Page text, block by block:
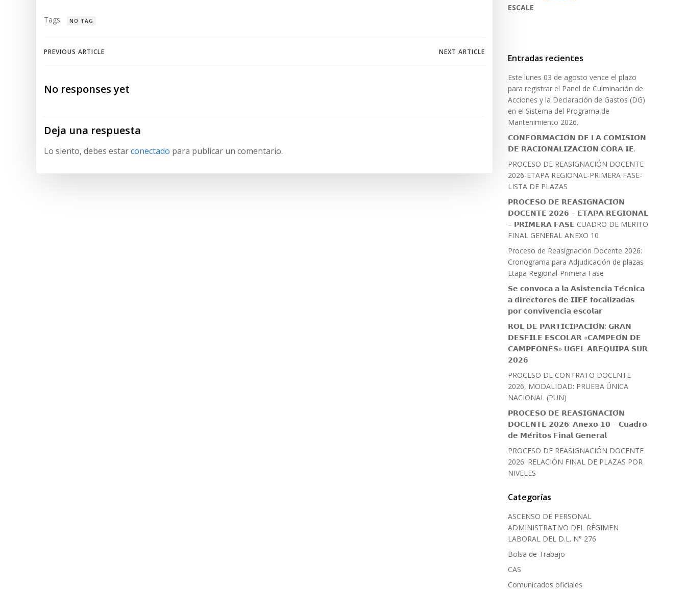
Tags: NO TAG
Navegación
de
entradas
PREVIOUS ARTICLE NEXT ARTICLE
No responses yet
Deja una respuesta
Lo siento, debes estarconectado para publicar un comentario.
ESCALE
Entradas recientes
Este lunes 03 de agosto vence el plazo
para registrar el Panel de Culminación de
Acciones y la Declaración de Gastos (DG)
en el Sistema del Programa de
Mantenimiento 2026.
𝗖𝗢𝗡𝗙𝗢𝗥𝗠𝗔𝗖𝗜𝗢́𝗡 𝗗𝗘 𝗟𝗔 𝗖𝗢𝗠𝗜𝗦𝗜𝗢́𝗡
𝗗𝗘 𝗥𝗔𝗖𝗜𝗢𝗡𝗔𝗟𝗜𝗭𝗔𝗖𝗜𝗢́𝗡 𝗖𝗢𝗥𝗔 𝗜𝗘.
PROCESO DE REASIGNACIÓN DOCENTE
2026-ETAPA REGIONAL-PRIMERA FASE-
LISTA DE PLAZAS
𝗣𝗥𝗢𝗖𝗘𝗦𝗢 𝗗𝗘 𝗥𝗘𝗔𝗦𝗜𝗚𝗡𝗔𝗖𝗜𝗢́𝗡
𝗗𝗢𝗖𝗘𝗡𝗧𝗘 𝟮𝟬𝟮𝟲 – 𝗘𝗧𝗔𝗣𝗔 𝗥𝗘𝗚𝗜𝗢𝗡𝗔𝗟
– 𝗣𝗥𝗜𝗠𝗘𝗥𝗔 𝗙𝗔𝗦𝗘 CUADRO DE MERITO
FINAL GENERAL ANEXO 10
Proceso de Reasignación Docente 2026:
Cronograma para Adjudicación de plazas
Etapa Regional-Primera Fase
𝗦𝗲 𝗰𝗼𝗻𝘃𝗼𝗰𝗮 𝗮 𝗹𝗮 𝗔𝘀𝗶𝘀𝘁𝗲𝗻𝗰𝗶𝗮 𝗧𝗲́𝗰𝗻𝗶𝗰𝗮
𝗮 𝗱𝗶𝗿𝗲𝗰𝘁𝗼𝗿𝗲𝘀 𝗱𝗲 𝗜𝗜𝗘𝗘 𝗳𝗼𝗰𝗮𝗹𝗶𝘇𝗮𝗱𝗮𝘀
𝗽𝗼𝗿 𝗰𝗼𝗻𝘃𝗶𝘃𝗲𝗻𝗰𝗶𝗮 𝗲𝘀𝗰𝗼𝗹𝗮𝗿
𝗥𝗢𝗟 𝗗𝗘 𝗣𝗔𝗥𝗧𝗜𝗖𝗜𝗣𝗔𝗖𝗜𝗢́𝗡: 𝗚𝗥𝗔𝗡
𝗗𝗘𝗦𝗙𝗜𝗟𝗘 𝗘𝗦𝗖𝗢𝗟𝗔𝗥 «𝗖𝗔𝗠𝗣𝗘𝗢́𝗡 𝗗𝗘
𝗖𝗔𝗠𝗣𝗘𝗢𝗡𝗘𝗦» 𝗨𝗚𝗘𝗟 𝗔𝗥𝗘𝗤𝗨𝗜𝗣𝗔 𝗦𝗨𝗥
𝟮𝟬𝟮𝟲
PROCESO DE CONTRATO DOCENTE
2026, MODALIDAD: PRUEBA ÚNICA
NACIONAL (PUN)
𝗣𝗥𝗢𝗖𝗘𝗦𝗢 𝗗𝗘 𝗥𝗘𝗔𝗦𝗜𝗚𝗡𝗔𝗖𝗜𝗢́𝗡
𝗗𝗢𝗖𝗘𝗡𝗧𝗘 𝟮𝟬𝟮𝟲: 𝗔𝗻𝗲𝘅𝗼 𝟭𝟬 – 𝗖𝘂𝗮𝗱𝗿𝗼
𝗱𝗲 𝗠𝗲́𝗿𝗶𝘁𝗼𝘀 𝗙𝗶𝗻𝗮𝗹 𝗚𝗲𝗻𝗲𝗿𝗮𝗹
PROCESO DE REASIGNACIÓN DOCENTE
2026: RELACIÓN FINAL DE PLAZAS POR
NIVELES
Categorías
ASCENSO DE PERSONAL
ADMINISTRATIVO DEL RÈGIMEN
LABORAL DEL D.L. N° 276
Bolsa de Trabajo
CAS
Comunicados oficiales